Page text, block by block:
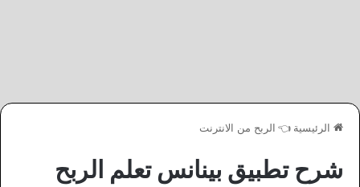
الرئيسية 👈 الربح من الانترنت
شرح تطبيق بينانس تعلم الربح